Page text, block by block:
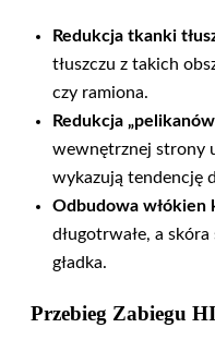
Redukcja tkanki
tłuszczu z takich
czy ramiona.
Redukcja
wewnętrznej strony
wykazują tendencję
Odbudowa włókien
długotrwałe, a
gładka.
Przebieg Zabiegu